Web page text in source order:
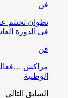
فن
تطوان تختتم
في الدورة
فن
مراكش
الوطنية
السابق التالي